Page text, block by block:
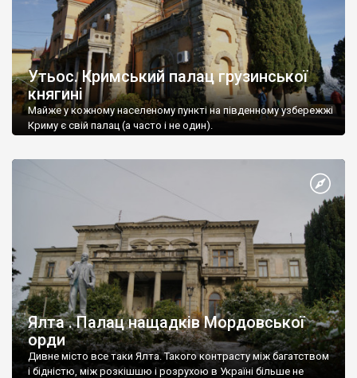
Утьос. Кримський палац грузинської
княгині
Майже у кожному населеному пункті на південному узбережжі
Криму є свій палац (а часто і не один).
Ялта . Палац нащадків Мордовської
орди
Дивне місто все таки Ялта. Такого контрасту між багатством
і бідністю, між розкішшю і розрухою в Україні більше не